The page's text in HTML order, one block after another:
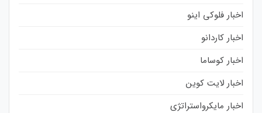
اخبار فلوکی اینو
اخبار کاردانو
اخبار کوساما
اخبار لایت کوین
اخبار مایکرواستراتژی